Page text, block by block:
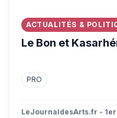
ACTUALITÉS &
Le Bon et
PRO
LeJournaldesArts.fr -